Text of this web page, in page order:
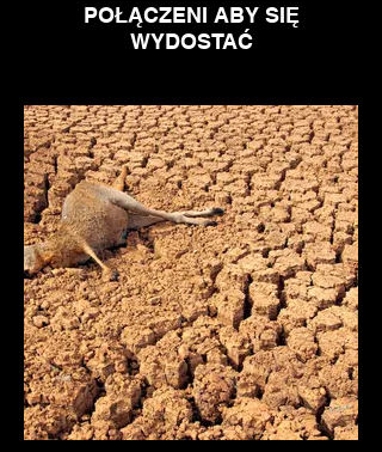
POŁĄCZENI ABY SIĘ
WYDOSTAĆ